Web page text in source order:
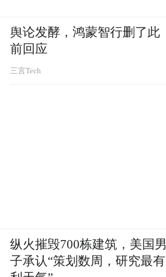
舆论发酵，鸿蒙智行删了此
前回应
三言Tech
纵火摧毁700栋建筑，美国男
子承认“策划数周，研究最有